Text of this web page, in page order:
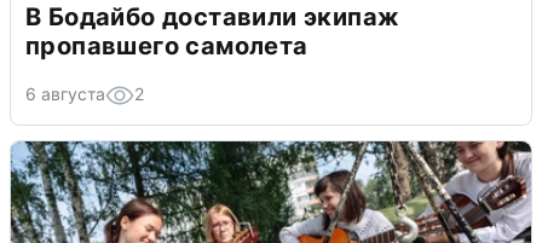
В Бодайбо доставили экипаж
пропавшего самолета
6 августа 2